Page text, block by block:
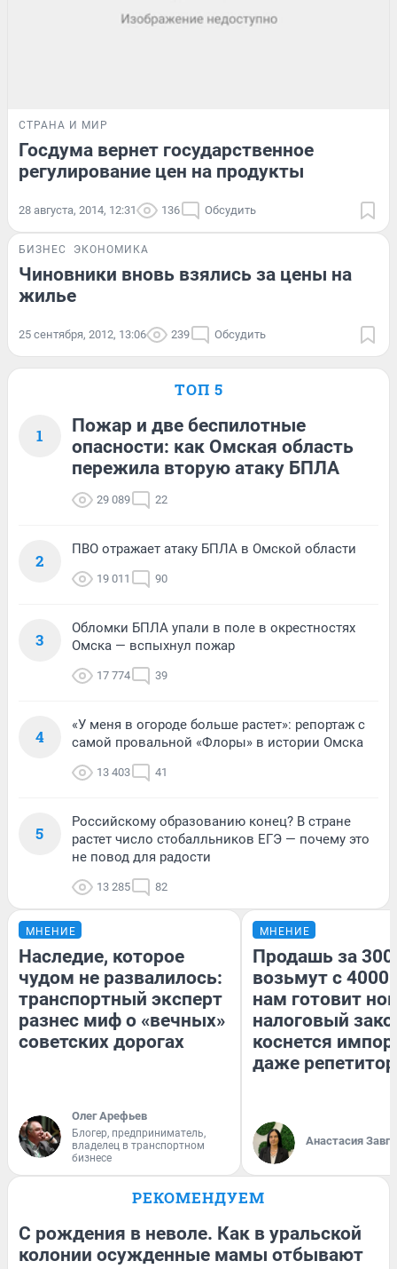
СТРАНА И МИР
Госдума вернет государственное
регулирование цен на продукты
28 августа, 2014, 12:31 136 Обсудить
БИЗНЕС ЭКОНОМИКА
Чиновники вновь взялись за цены на
жилье
25 сентября, 2012, 13:06 239 Обсудить
ТОП 5
1
Пожар и две беспилотные
опасности: как Омская область
пережила вторую атаку БПЛА
29 089 22
2
ПВО отражает атаку БПЛА в Омской области
19 011 90
3
Обломки БПЛА упали в поле в окрестностях
Омска — вспыхнул пожар
17 774 39
4
«У меня в огороде больше растет»: репортаж с
самой провальной «Флоры» в истории Омска
13 403 41
5
Российскому образованию конец? В стране
растет число стобалльников ЕГЭ — почему это
не повод для радости
13 285 82
МНЕНИЕ
Наследие, которое
чудом не развалилось:
транспортный эксперт
разнес миф о «вечных»
советских дорогах
Олег Арефьев
Блогер, предприниматель,
владелец в транспортном
бизнесе
МНЕНИЕ
Продашь за
возьмут с
нам готовит
налоговый
коснется
даже
Анастасия
РЕКОМЕНДУЕМ
С рождения в неволе. Как в уральской
колонии осужденные мамы отбывают